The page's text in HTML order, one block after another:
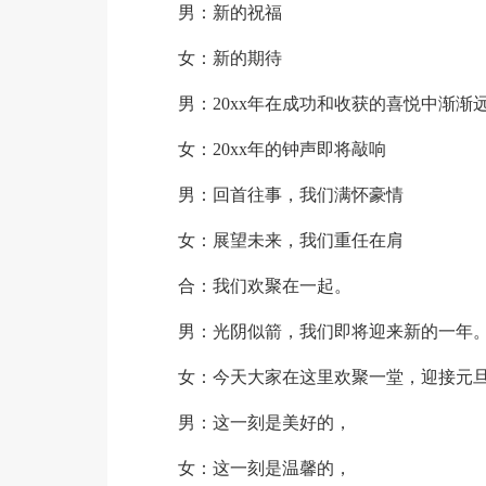
男：新的祝福
女：新的期待
男：20xx年在成功和收获的喜悦中渐渐
女：20xx年的钟声即将敲响
男：回首往事，我们满怀豪情
女：展望未来，我们重任在肩
合：我们欢聚在一起。
男：光阴似箭，我们即将迎来新的一年。
女：今天大家在这里欢聚一堂，迎接元
男：这一刻是美好的，
女：这一刻是温馨的，